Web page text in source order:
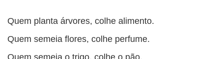
Quem planta árvores, colhe alimento.
Quem semeia flores, colhe perfume.
Quem semeia o trigo, colhe o pão.